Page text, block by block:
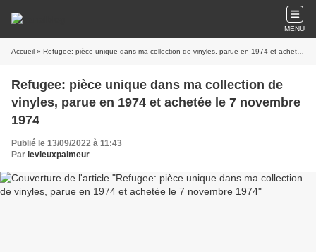
MENU
Accueil » Refugee: pièce unique dans ma collection de vinyles, parue en 1974 et achetée le 7 novembre 1974
Refugee: pièce unique dans ma collection de
vinyles, parue en 1974 et achetée le 7 novembre
1974
Publié le 13/09/2022 à 11:43
Par levieuxpalmeur